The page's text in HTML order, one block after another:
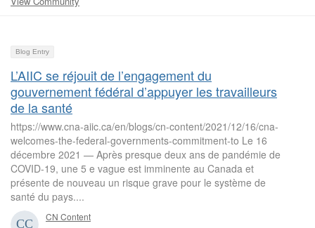
Blog Entry
L’AIIC se réjouit de l’engagement du
gouvernement fédéral d’appuyer les travailleurs
de la santé
https://www.cna-aiic.ca/en/blogs/cn-content/2021/12/16/cna-
welcomes-the-federal-governments-commitment-to Le 16
décembre 2021 — Après presque deux ans de pandémie de
COVID-19, une 5 e vague est imminente au Canada et
présente de nouveau un risque grave pour le système de
santé du pays....
CN Content